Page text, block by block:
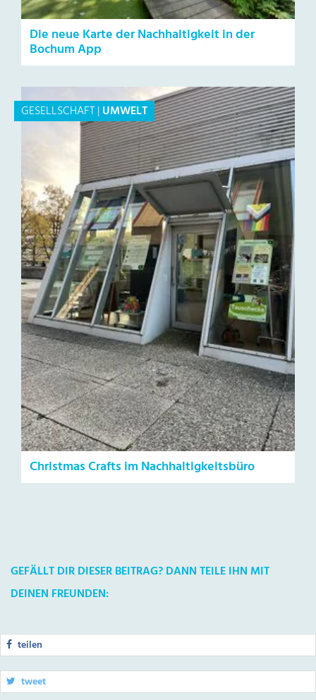
Die neue Karte der Nachhaltigkeit in der
Bochum App
GESELLSCHAFT|UMWELT
Christmas Crafts im Nachhaltigkeitsbüro
GEFÄLLT DIR DIESER BEITRAG? DANN TEILE IHN MIT
DEINEN FREUNDEN:
teilen
tweet